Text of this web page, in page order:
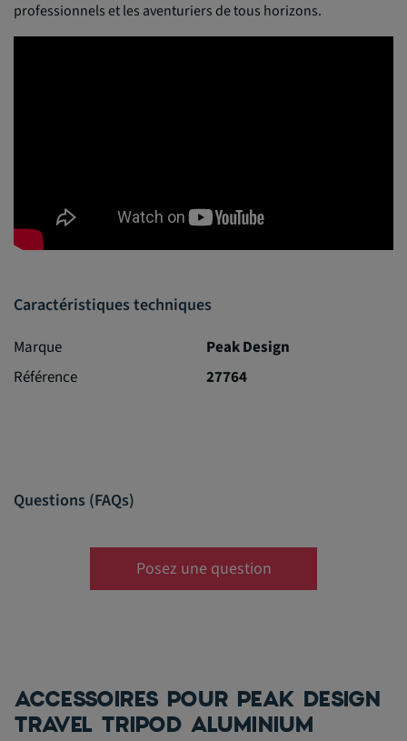
professionnels et les aventuriers de tous horizons.
Caractéristiques techniques
Marque
Peak Design
Référence
27764
Questions (FAQs)
Posez une question
ACCESSOIRES POUR PEAK DESIGN
TRAVEL TRIPOD ALUMINIUM